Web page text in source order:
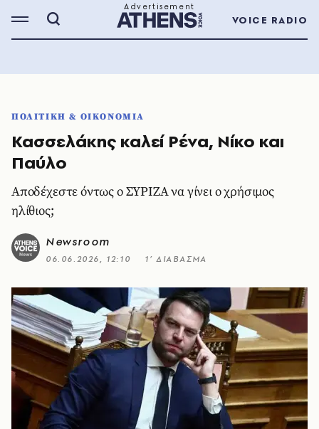
VOICE RADIO
ΠΟΛΙΤΙΚΗ & ΟΙΚΟΝΟΜΙΑ
Κασσελάκης καλεί Ρένα, Νίκο και
Παύλο
Αποδέχεστε όντως ο ΣΥΡΙΖΑ να γίνει ο χρήσιμος
ηλίθιος;
Newsroom
06.06.2026, 12:10 1’ ΔΙΑΒΑΣΜΑ